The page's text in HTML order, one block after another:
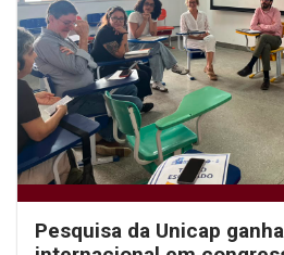
Pesquisa da Unicap